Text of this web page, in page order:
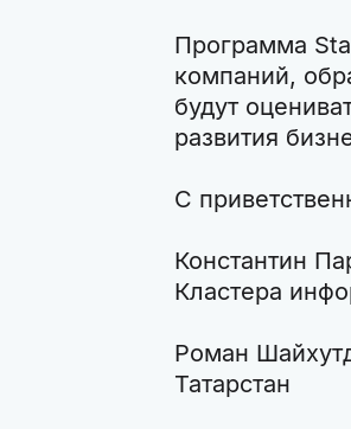
Программа
компаний,
будут
развития
С
Константин
Кластера
Роман
Татарстан